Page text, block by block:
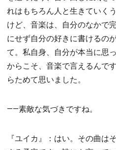
れはもちろん人と生きていく
けど、音楽は、自分のなかで
にせず自分の好きに書けるの
て。私自身、自分が本当に思
からこそ、音楽で言えるんで
らためて思いました。
――素敵な気づきですね。
『ユイカ』：はい。その曲は